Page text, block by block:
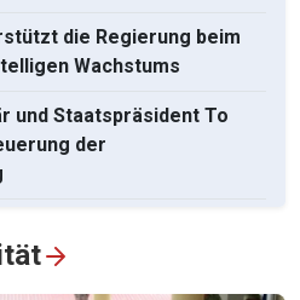
die Regierung beim
Wachstums
und Staatspräsident To
der
zwischen Vietnam und